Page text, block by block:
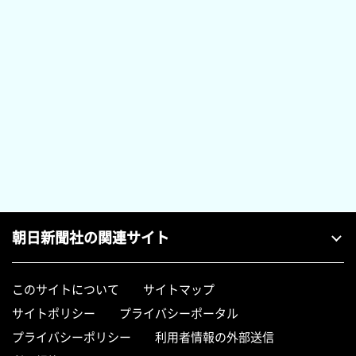
朝日新聞社の関連サイト
このサイトについて
サイトマップ
サイトポリシー
プライバシーポータル
プライバシーポリシー
利用者情報の外部送信